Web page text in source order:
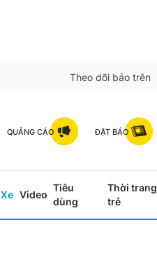
Theo dõi báo trên
QUẢNG CÁO ĐẶT BÁO
Xe Video
Tiêu
dùng
Thời trang
trẻ